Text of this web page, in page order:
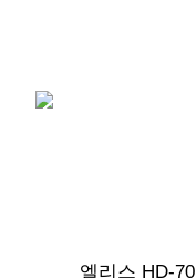
엘리스 HD-70